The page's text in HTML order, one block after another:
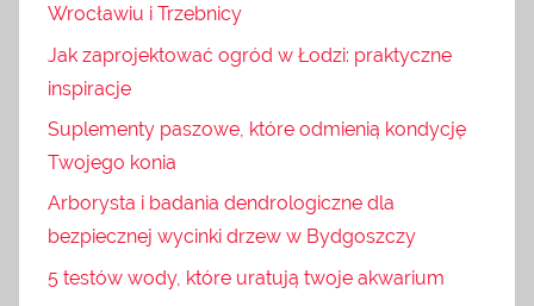
Wrocławiu i Trzebnicy
Jak zaprojektować ogród w Łodzi: praktyczne
inspiracje
Suplementy paszowe, które odmienią kondycję
Twojego konia
Arborysta i badania dendrologiczne dla
bezpiecznej wycinki drzew w Bydgoszczy
5 testów wody, które uratują twoje akwarium